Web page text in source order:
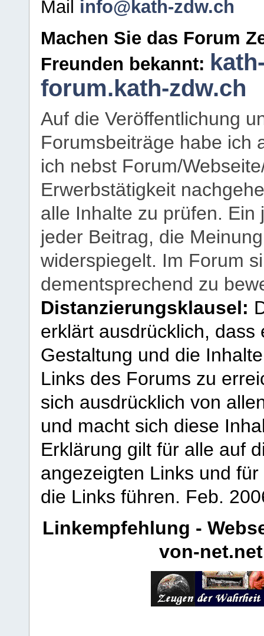
Mail info@kath-zdw.ch
Machen Sie das Forum
Freunden bekannt:
forum.kath-zdw.ch
Auf die Veröffentlichung
Forumsbeiträge habe ich
ich nebst Forum/
Erwerbstätigkeit
alle Inhalte zu prüfen.
jeder Beitrag, die
widerspiegelt. Im Forum
dementsprechend zu
Distanzierungsklausel:
erklärt ausdrücklich,
Gestaltung und die
Links des Forums zu
sich ausdrücklich von
und macht sich diese
Erklärung gilt für alle auf
angezeigten Links und
die Links führen. Feb.
Linkempfehlung -
von-net.net